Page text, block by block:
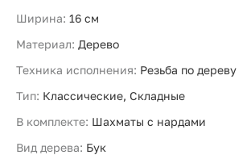
Ширина: 16 см
Материал: Дерево
Техника исполнения: Резьба по дереву
Тип: Классические, Складные
В комплекте: Шахматы с нардами
Вид дерева: Бук